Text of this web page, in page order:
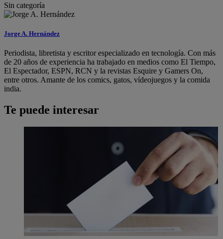
Sin categoría
Jorge A. Hernández
Periodista, libretista y escritor especializado en tecnología. Con más
de 20 años de experiencia ha trabajado en medios como El Tiempo,
El Espectador, ESPN, RCN y la revistas Esquire y Gamers On,
entre otros. Amante de los comics, gatos, vídeojuegos y la comida
india.
Te puede interesar